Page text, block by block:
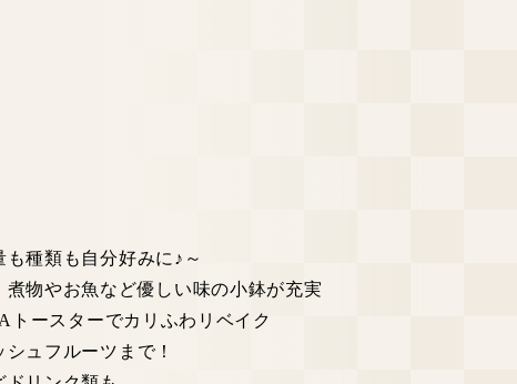
種類も自分好みに♪～
物やお魚など優しい味の小鉢が充実
トースターでカリふわリベイク
ュフルーツまで！